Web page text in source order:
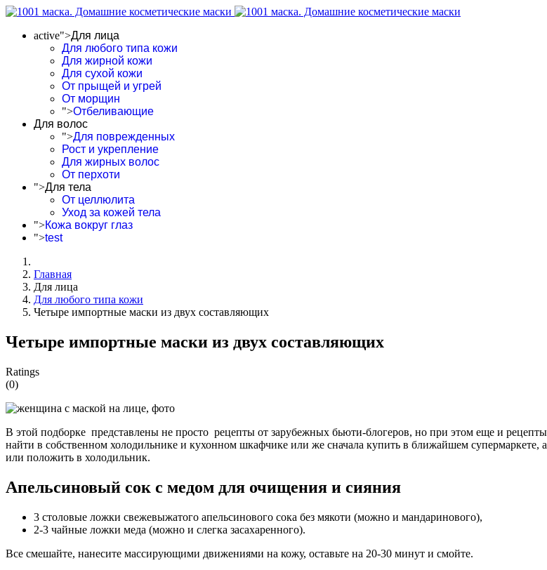
active">Для лица
Для любого типа кожи
Для жирной кожи
Для сухой кожи
От прыщей и угрей
От морщин
">Отбеливающие
Для волос
">Для поврежденных
Рост и укрепление
Для жирных волос
От перхоти
">Для тела
От целлюлита
Уход за кожей тела
">Кожа вокруг глаз
">test
Главная
Для лица
Для любого типа кожи
Четыре импортные маски из двух составляющих
Четыре импортные маски из двух составляющих
Ratings
(0)
В этой подборке представлены не просто рецепты от зарубежных бьюти-блогеров, но при этом еще и
найти в собственном холодильнике и кухонном шкафчике или же сначала купить в ближайшем
или положить в холодильник.
Апельсиновый сок с медом для очищения и сияния
3 столовые ложки свежевыжатого апельсинового сока без мякоти (можно и мандаринового),
2-3 чайные ложки меда (можно и слегка засахаренного).
Все смешайте, нанесите массирующими движениями на кожу, оставьте на 20-30 минут и смойте.